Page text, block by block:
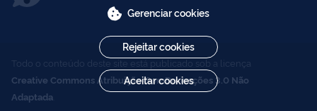
Todo o conteúdo deste site está publicado sob a licença
Creative Commons Atribuição-SemDerivações 3.0 Não
Adaptada
Gerenciar cookies
Rejeitar cookies
Aceitar cookies